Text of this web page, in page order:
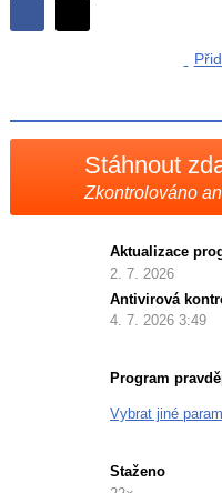
Sdílejte
Stáhnout
Zkontrolováno
Aktualizace
2. 7. 2026
Antivirová
4. 7. 2026 3:49
Program
Vybrat jiné
Staženo